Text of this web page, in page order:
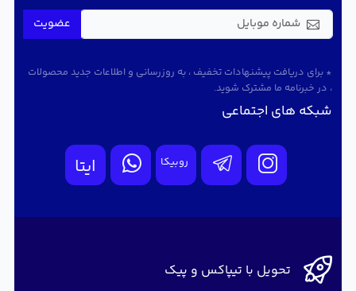
عضویت
* برای دریافت پیشنهادات تخفیف ، به روزرسانی و اطلاعات جدید محصولات
، در خبرنامه ما مشترک شوید.
شبکه های اجتماعی
روبیکا ایتا
تحویل با تیپاکس و پیک